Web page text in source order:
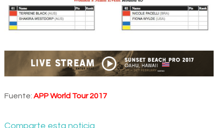
Fuente: APP World Tour 2017
Comparte esta noticia